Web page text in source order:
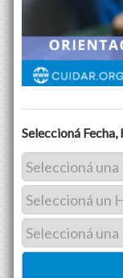
Seleccioná